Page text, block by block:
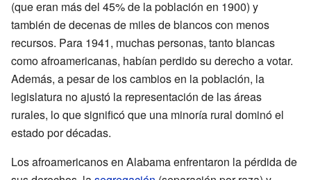
(que eran más del 45% de la población en 1900) y
también de decenas de miles de blancos con menos
recursos. Para 1941, muchas personas, tanto blancas
como afroamericanas, habían perdido su derecho a votar.
Además, a pesar de los cambios en la población, la
legislatura no ajustó la representación de las áreas
rurales, lo que significó que una minoría rural dominó el
estado por décadas.
Los afroamericanos en Alabama enfrentaron la pérdida de